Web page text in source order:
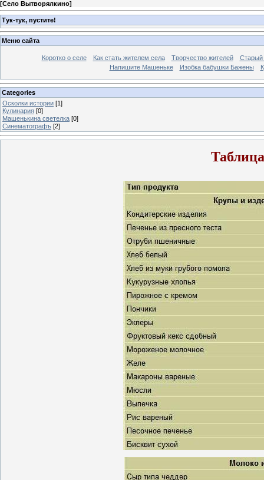
[Село Вытворялкино]
Тук-тук, пустите!
Меню сайта
Коротко о селе Как стать жителем села Творчество жителей
Старый
Напишите Машеньке
Изобка бабушки Бажены
Categories
Осколки истории [1]
Кулинария [0]
Машенькина светелка [0]
Синематографъ [2]